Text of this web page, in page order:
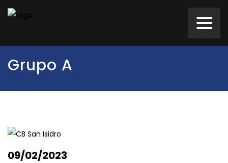
Grupo A
09/02/2023